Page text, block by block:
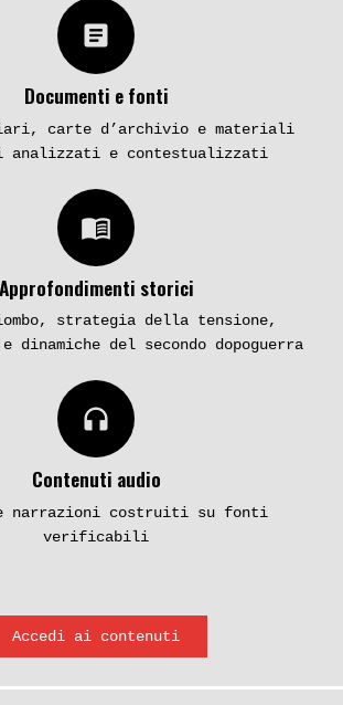
article
Documenti e fonti
carte d’archivio e materiali
analizzati e contestualizzati
menu_book
Approfondimenti storici
strategia della tensione,
dinamiche del secondo dopoguerra
headphones
Contenuti audio
e narrazioni costruiti su fonti
verificabili
Accedi ai contenuti